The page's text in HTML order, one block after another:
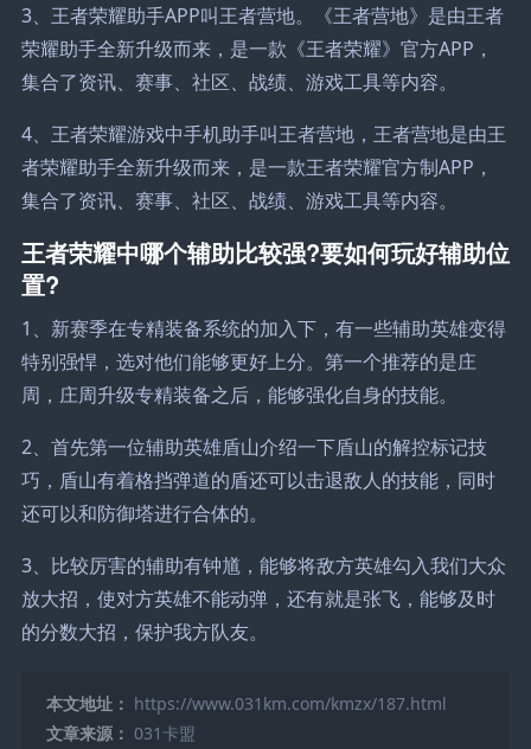
3、王者荣耀助手APP叫王者营地。《王者营地》是由王者
荣耀助手全新升级而来，是一款《王者荣耀》官方APP，
集合了资讯、赛事、社区、战绩、游戏工具等内容。
4、王者荣耀游戏中手机助手叫王者营地，王者营地是由王
者荣耀助手全新升级而来，是一款王者荣耀官方制APP，
集合了资讯、赛事、社区、战绩、游戏工具等内容。
王者荣耀中哪个辅助比较强?要如何玩好辅助位
置?
1、新赛季在专精装备系统的加入下，有一些辅助英雄变得
特别强悍，选对他们能够更好上分。第一个推荐的是庄
周，庄周升级专精装备之后，能够强化自身的技能。
2、首先第一位辅助英雄盾山介绍一下盾山的解控标记技
巧，盾山有着格挡弹道的盾还可以击退敌人的技能，同时
还可以和防御塔进行合体的。
3、比较厉害的辅助有钟馗，能够将敌方英雄勾入我们大众
放大招，使对方英雄不能动弹，还有就是张飞，能够及时
的分数大招，保护我方队友。
本文地址： https://www.031km.com/kmzx/187.html
文章来源： 031卡盟